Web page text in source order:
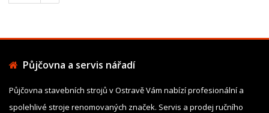
Půjčovna a servis nářadí
Půjčovna stavebních strojů v Ostravě Vám nabízí profesionální a
spolehlivé stroje renomovaných značek. Servis a prodej ručního